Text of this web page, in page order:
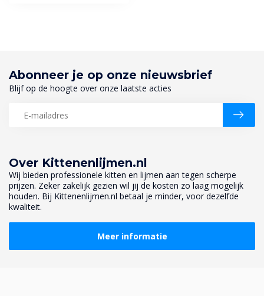
Over Kittenenlijmen.nl
Wij bieden professionele kitten en lijmen aan tegen scherpe
prijzen. Zeker zakelijk gezien wil jij de kosten zo laag mogelijk
houden. Bij Kittenenlijmen.nl betaal je minder, voor dezelfde
kwaliteit.
Meer informatie
Abonneer je op onze nieuwsbrief
Blijf op de hoogte over onze laatste acties